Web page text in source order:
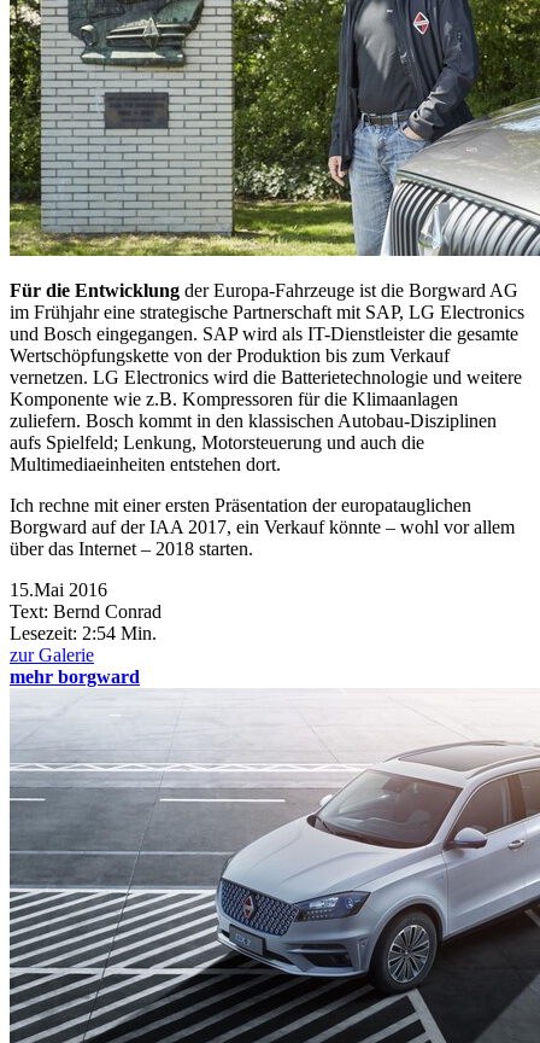
Für die Entwicklung der Europa-Fahrzeuge ist die Borgward AG
im Frühjahr eine strategische Partnerschaft mit SAP, LG Electronics
und Bosch eingegangen. SAP wird als IT-Dienstleister die gesamte
Wertschöpfungskette von der Produktion bis zum Verkauf
vernetzen. LG Electronics wird die Batterietechnologie und weitere
Komponente wie z.B. Kompressoren für die Klimaanlagen
zuliefern. Bosch kommt in den klassischen Autobau-Disziplinen
aufs Spielfeld; Lenkung, Motorsteuerung und auch die
Multimediaeinheiten entstehen dort.
Ich rechne mit einer ersten Präsentation der europatauglichen
Borgward auf der IAA 2017, ein Verkauf könnte – wohl vor allem
über das Internet – 2018 starten.
15.Mai 2016
Text: Bernd Conrad
Lesezeit: 2:54 Min.
zur Galerie
mehr borgward